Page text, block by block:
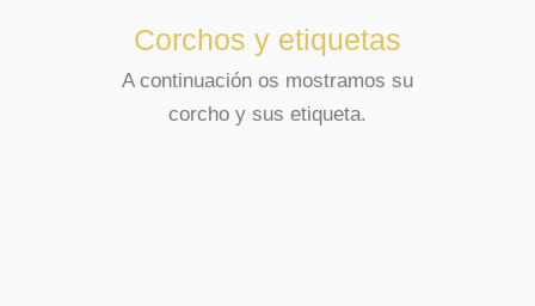
Corchos y etiquetas
A continuación os mostramos su
corcho y sus etiqueta.